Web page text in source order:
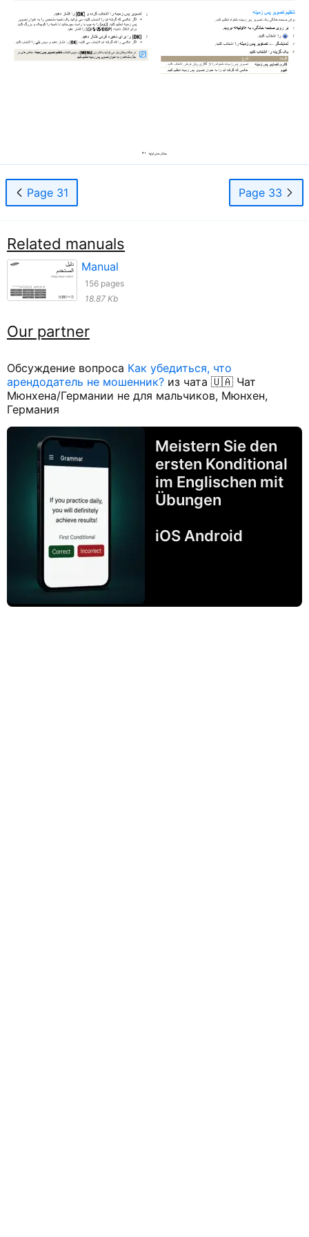
Page 31 Page 33
Related manuals
Manual
156 pages
18.87 Kb
Our partner
Обсуждение вопроса Как убедиться, что
арендодатель не мошенник? из чата 🇺🇦 Чат
Мюнхена/Германии не для мальчиков, Мюнхен,
Германия
Meistern Sie den
ersten Konditional
im Englischen mit
Übungen
iOS Android